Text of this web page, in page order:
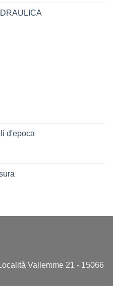
d'epoca
Vallemme 21 - 15066